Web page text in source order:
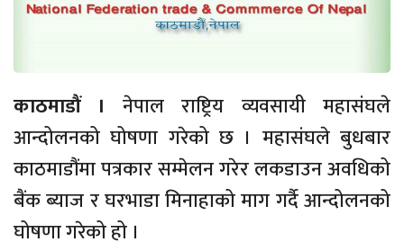
काठमाडौं । नेपाल राष्ट्रिय व्यवसायी महासंघले
आन्दोलनको घोषणा गरेको छ । महासंघले बुधबार
काठमाडौंमा पत्रकार सम्मेलन गरेर लकडाउन अवधिको
बैंक ब्याज र घरभाडा मिनाहाको माग गर्दै आन्दोलनको
घोषणा गरेको हो ।